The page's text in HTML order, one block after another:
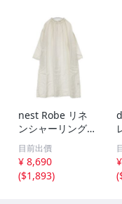
nest Robe リネ
ンシャーリングネ
ックワンピース 0
1171-1101-1 製
品染め ワンピー
ス オフホワイト
目前出價
¥ 8,690
($1,893)
(